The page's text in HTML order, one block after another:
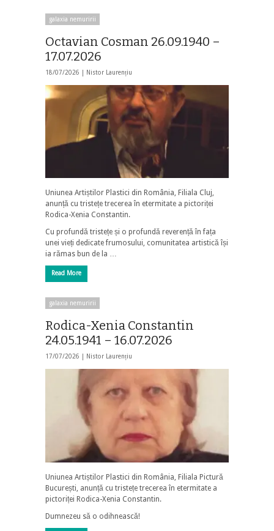
galaxia nemuririi
Octavian Cosman 26.09.1940 –
17.07.2026
18/07/2026 | Nistor Laurențiu
Uniunea Artiștilor Plastici din România, Filiala Cluj,
anunță cu tristețe trecerea în etermitate a pictoriței
Rodica-Xenia Constantin.
Cu profundă tristețe și o profundă reverență în fața
unei vieți dedicate frumosului, comunitatea artistică își
ia rămas bun de la …
Read More
galaxia nemuririi
Rodica-Xenia Constantin
24.05.1941 – 16.07.2026
17/07/2026 | Nistor Laurențiu
Uniunea Artiștilor Plastici din România, Filiala Pictură
București, anunță cu tristețe trecerea în etermitate a
pictoriței Rodica-Xenia Constantin.
Dumnezeu să o odihnească!